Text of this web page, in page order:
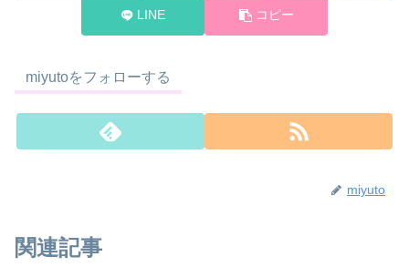
LINE コピー
miyutoをフォローする
miyuto
関連記事